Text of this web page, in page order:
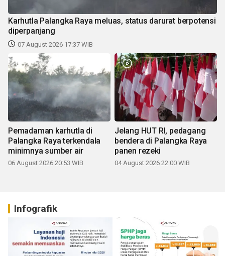
Karhutla Palangka Raya meluas, status darurat berpotensi
diperpanjang
07 August 2026 17:37 WIB
Pemadaman karhutla di
Palangka Raya terkendala
minimnya sumber air
06 August 2026 20:53 WIB
Jelang HUT RI, pedagang
bendera di Palangka Raya
panen rezeki
04 August 2026 22:00 WIB
Infografik